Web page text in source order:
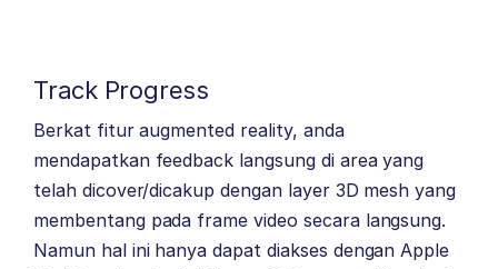
Track Progress
Berkat fitur augmented reality, anda
mendapatkan feedback langsung di area yang
telah dicover/dicakup dengan layer 3D mesh yang
membentang pada frame video secara langsung.
Namun hal ini hanya dapat diakses dengan Apple